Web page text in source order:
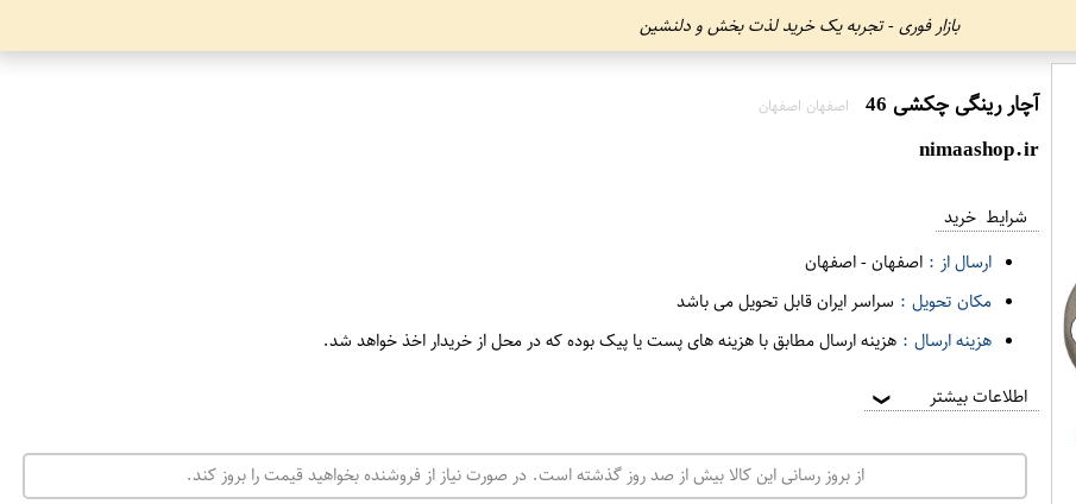
بازار فوری - تجربه یک خرید لذت بخش و دلنشین
آچار رینگی چکشی 46 اصفهان اصفهان
nimaashop.ir
شرایط خرید
ارسال از : اصفهان-اصفهان
مکان تحویل : سراسر ایران قابل تحویل می باشد
هزینه ارسال : هزینه ارسال مطابق با هزینه های پست یا پیک بوده که در محل از خریدار اخذ خواهد شد.
اطلاعات بیشتر ❯
از بروز رسانی این کالا بیش از صد روز گذشته است. در صورت نیاز از فروشنده بخواهید قیمت را بروز کند.